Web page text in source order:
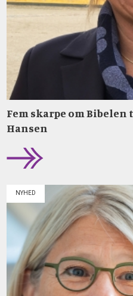
Fem skarpe om
Hansen
NYHED